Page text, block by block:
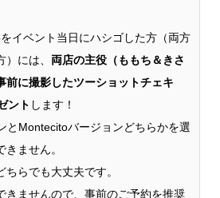
イベント当日にハシゴした方（両方
には、 両店の主役（ももち＆きさ
前に撮影したツーショットチェキ
ント します！
とMontecitoバージョンどちらかを選
ません。
らでも大丈夫です。
ませんので、事前のご予約を推奨